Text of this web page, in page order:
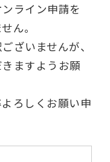
ライン申請を
ん。
ざいませんが、
ますようお願
ろしくお願い申